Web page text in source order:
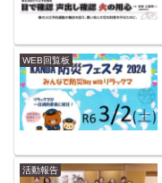
WEB回覧板
活動報告